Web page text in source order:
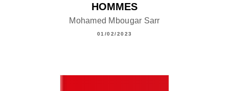
HOMMES
Mohamed Mbougar Sarr
01/02/2023